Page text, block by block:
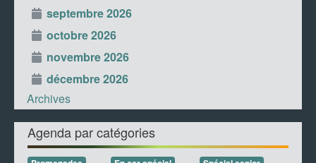
septembre 2026
octobre 2026
novembre 2026
décembre 2026
Archives
Agenda par catégories